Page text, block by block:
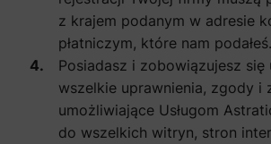
z krajem podanym w adresie
płatniczym, które nam podałeś.
Posiadasz i zobowiązujesz się
wszelkie uprawnienia, zgody i
umożliwiające Usługom
do wszelkich witryn, stron